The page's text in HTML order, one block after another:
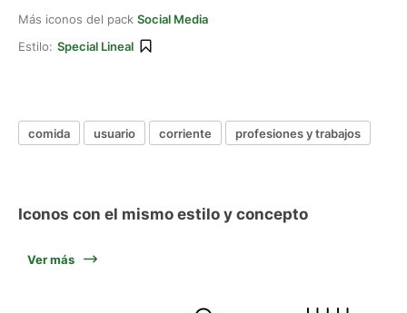
Más iconos del pack Social Media
Estilo: Special Lineal
comida usuario corriente profesiones y trabajos
Iconos con el mismo estilo y concepto
Ver más